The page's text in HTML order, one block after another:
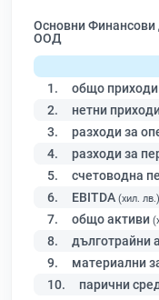
Основни Финансови
ООД
1. общо приходи
2. нетни
3. разходи за
4. разходи за
5. счетоводна
6. EBITDA (хил. лв.)
7. общо активи
8. дълготрайни
9. материални
10. парични